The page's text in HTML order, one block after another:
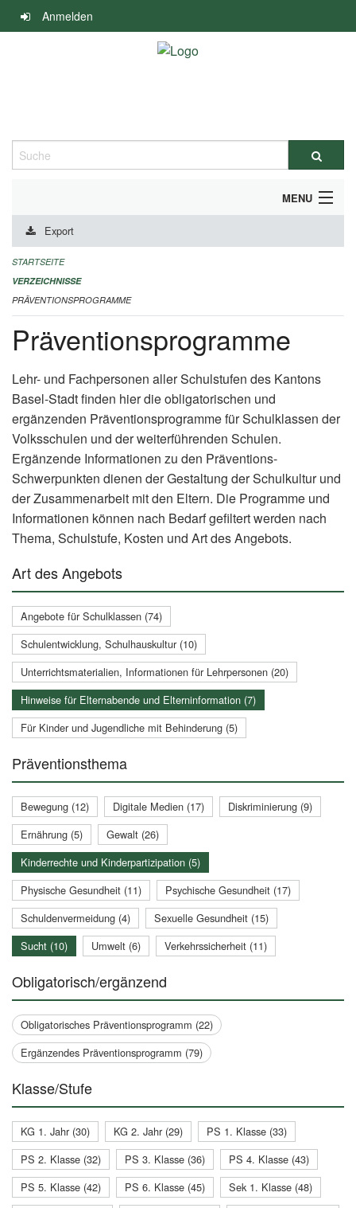
Navigation
überspringen
Anmelden
Suche
MENU
DURCHFÜHRUNG UND FINANZIERUNG
IMPRESSUM
Export
STARTSEITE
VERZEICHNISSE
PRÄVENTIONSPROGRAMME
Präventionsprogramme
Lehr- und Fachpersonen aller Schulstufen des Kantons
Basel-Stadt finden hier die obligatorischen und
ergänzenden Präventionsprogramme für Schulklassen der
Volksschulen und der weiterführenden Schulen.
Ergänzende Informationen zu den Präventions-
Schwerpunkten dienen der Gestaltung der Schulkultur und
der Zusammenarbeit mit den Eltern. Die Programme und
Informationen können nach Bedarf gefiltert werden nach
Thema, Schulstufe, Kosten und Art des Angebots.
Art des Angebots
Angebote für Schulklassen (74)
Schulentwicklung, Schulhauskultur (10)
Unterrichtsmaterialien, Informationen für Lehrpersonen (20)
Hinweise für Elternabende und Elterninformation (7)
Für Kinder und Jugendliche mit Behinderung (5)
Präventionsthema
Bewegung (12) Digitale Medien (17)
Diskriminierung (9)
Ernährung (5)
Gewalt (26)
Kinderrechte und Kinderpartizipation (5)
Physische Gesundheit (11)
Psychische Gesundheit (17)
Schuldenvermeidung (4)
Sexuelle Gesundheit (15)
Sucht (10)
Umwelt (6) Verkehrssicherheit (11)
Obligatorisch/ergänzend
Obligatorisches Präventionsprogramm (22)
Ergänzendes Präventionsprogramm (79)
Klasse/Stufe
KG 1. Jahr (30) KG 2. Jahr (29)
PS 1. Klasse (33)
PS 2. Klasse (32)
PS 3. Klasse (36)
PS 4. Klasse (43)
PS 5. Klasse (42)
PS 6. Klasse (45)
Sek 1. Klasse (48)